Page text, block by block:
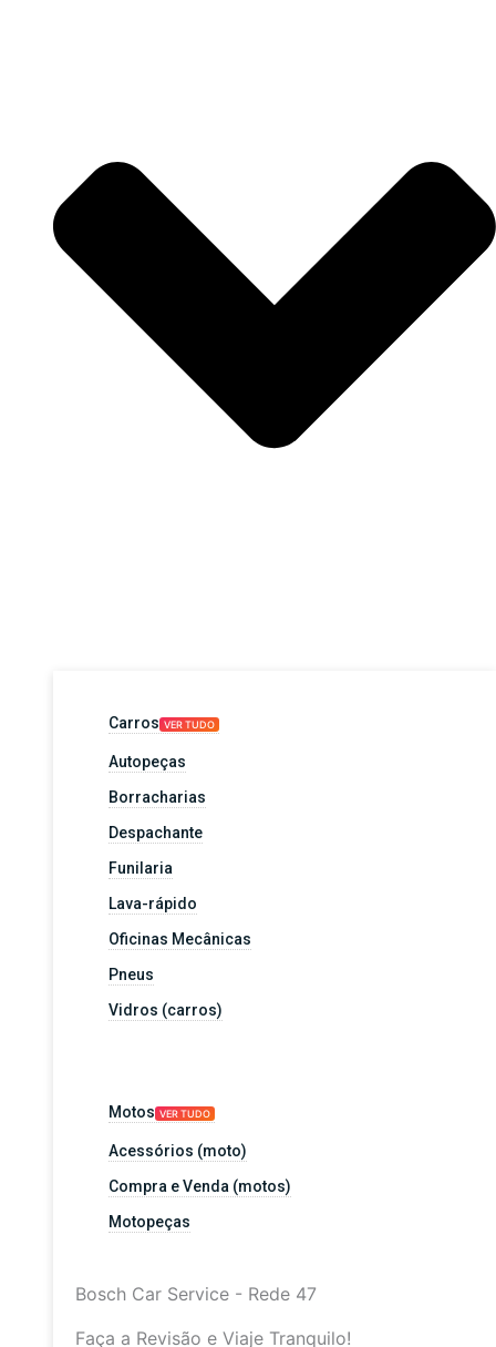
Carros VER TUDO
Autopeças
Borracharias
Despachante
Funilaria
Lava-rápido
Oficinas Mecânicas
Pneus
Vidros (carros)
Motos VER TUDO
Acessórios (moto)
Compra e Venda (motos)
Motopeças
Bosch Car Service - Rede 47
Faça a Revisão e Viaje Tranquilo!